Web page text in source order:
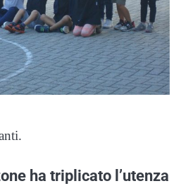
ha triplicato l’utenza